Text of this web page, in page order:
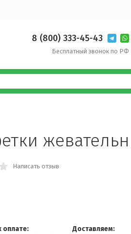
8 (800) 333-45-43
Бесплатный звонок по РФ
Написать отзыв
оплате:
Доставляем: